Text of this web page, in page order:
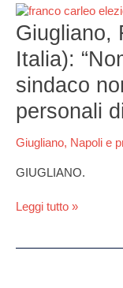
Giugliano,
Italia):
sindaco
personali
Giugliano, Napoli e
GIUGLIANO.
Giugliano,
Franco
Carleo
(Forza
Italia):
“Nome
del
candidato
sindaco
c’è,
personali
Leggi tutto »